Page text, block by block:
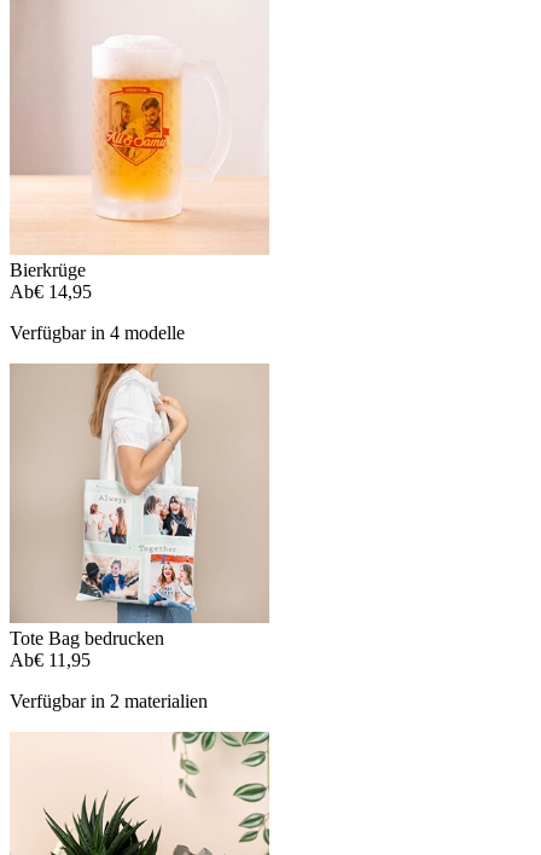
Bierkrüge
Ab€ 14,95
Verfügbar in 4 modelle
Tote Bag bedrucken
Ab€ 11,95
Verfügbar in 2 materialien